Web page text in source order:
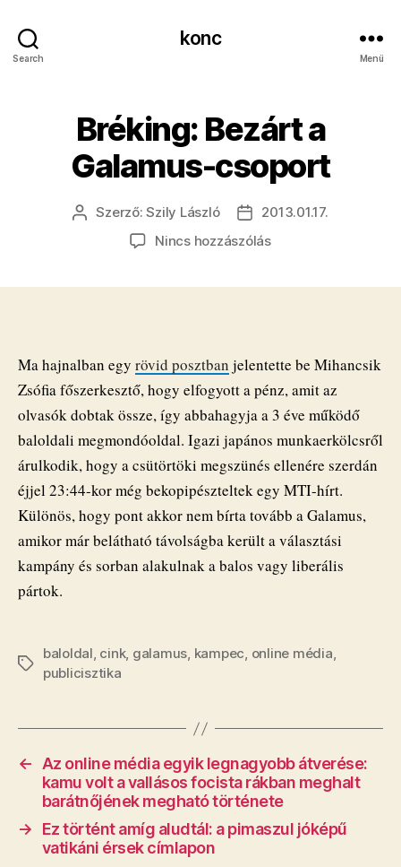
Search
konc
Menü
Bréking: Bezárt a
Galamus-csoport
Bejegyzés
szerzője
Szerző:Szily László
Bejegyzés
dátuma
2013.01.17.
Nincs hozzászólása(z)
bejegyzéshez
Ma hajnalban egy rövid posztban jelentette be Mihancsik
Zsófia főszerkesztő, hogy elfogyott a pénz, amit az
olvasók dobtak össze, így abbahagyja a 3 éve működő
baloldali megmondóoldal. Igazi japános munkaerkölcsről
árulkodik, hogy a csütörtöki megszünés ellenére szerdán
éjjel 23:44-kor még bekopipészteltek egy MTI-hírt.
Különös, hogy pont akkor nem bírta tovább a Galamus,
amikor már belátható távolságba került a választási
kampány és sorban alakulnak a balos vagy liberális
pártok.
Címkék
baloldal, cink, galamus, kampec, online média,
publicisztika
←
Az online média egyik legnagyobb átverése:
kamu volt a vallásos focista rákban meghalt
barátnőjének megható története
→
Ez történt amíg aludtál: a pimaszul jóképű
vatikáni érsek címlapon